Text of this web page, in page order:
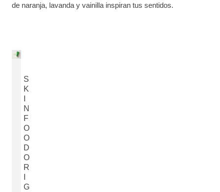
de naranja, lavanda y vainilla inspiran tus sentidos.
S
K
N
F
O
O
D
O
R
G